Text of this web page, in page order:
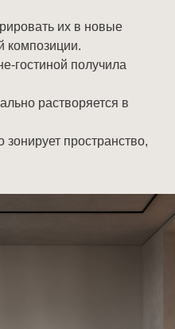
их в новые
композиции.
гостиной получила
растворяется в
пространство,